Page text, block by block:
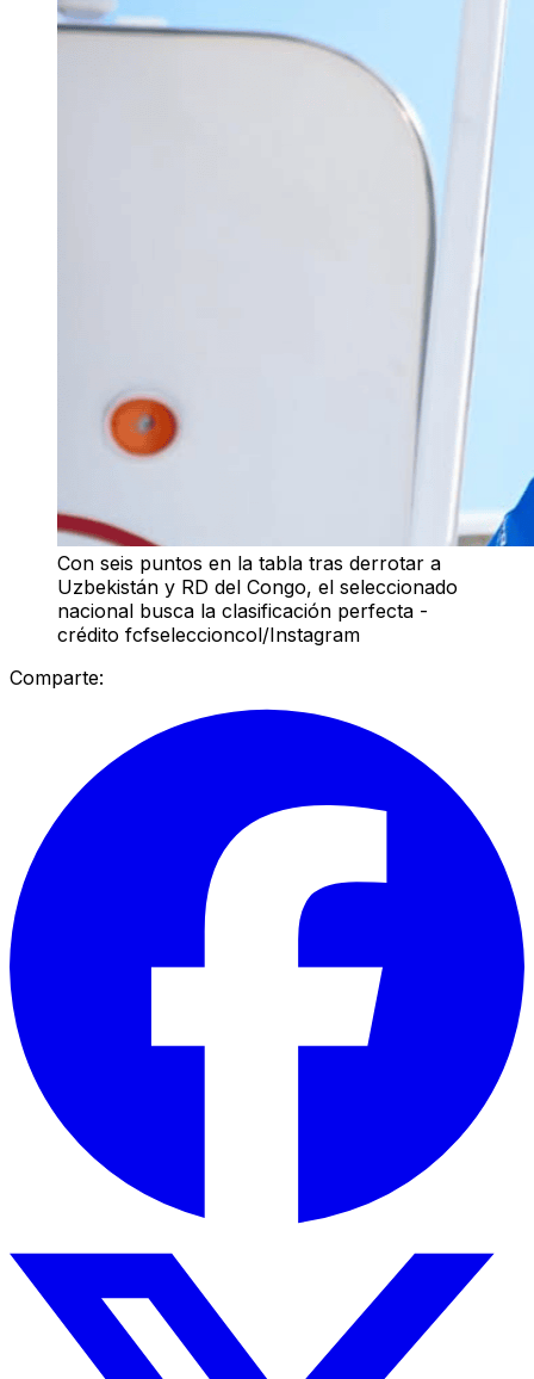
Con seis puntos en la tabla tras derrotar a
Uzbekistán y RD del Congo, el seleccionado
nacional busca la clasificación perfecta -
crédito fcfseleccioncol/Instagram
Comparte: